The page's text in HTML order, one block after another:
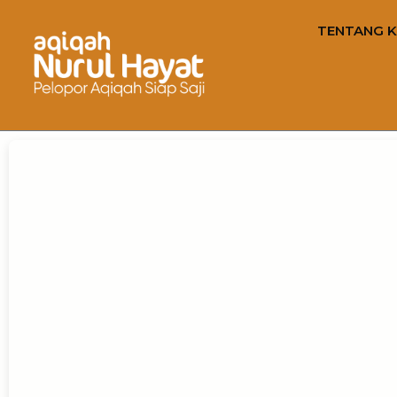
TENTANG